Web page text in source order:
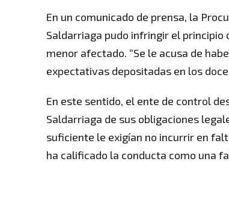
En un comunicado de prensa, la
Saldarriaga pudo infringir el
menor afectado. “Se le acusa de
expectativas depositadas en los
En este sentido, el ente de control
Saldarriaga de sus obligaciones
suficiente le exigían no incurrir en
ha calificado la conducta como una